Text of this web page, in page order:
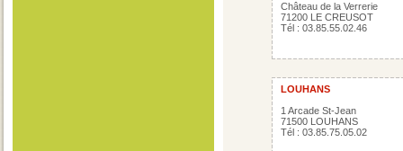
Château de la Verrerie
71200 LE CREUSOT
Tél : 03.85.55.02.46
LOUHANS
1 Arcade St-Jean
71500 LOUHANS
Tél : 03.85.75.05.02